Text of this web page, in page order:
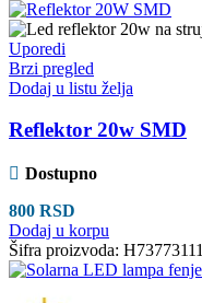
Uporedi
Brzi pregled
Dodaj u listu želja
Reflektor 20w SMD
Dostupno
800 RSD
Dodaj u korpu
Šifra proizvoda: H73773111